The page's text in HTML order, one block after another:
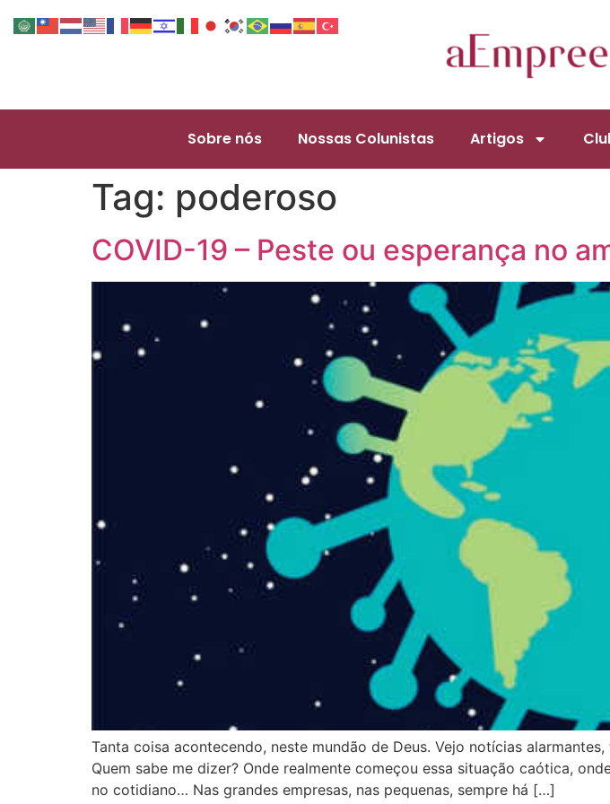
Sobre nós Nossas Colunistas Artigos
Tag: poderoso
COVID-19 – Peste ou esperança no
Tanta coisa acontecendo, neste mundão de Deus. Vejo notícias
Quem sabe me dizer? Onde realmente começou essa situação caótica,
no cotidiano… Nas grandes empresas, nas pequenas, sempre há […]